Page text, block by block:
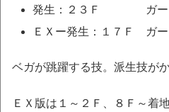
発生：２３Ｆ ガード
ＥＸー発生：１７Ｆ ガー
ベガが跳躍する技。派生技が
ＥＸ版は１～２Ｆ、８Ｆ～着